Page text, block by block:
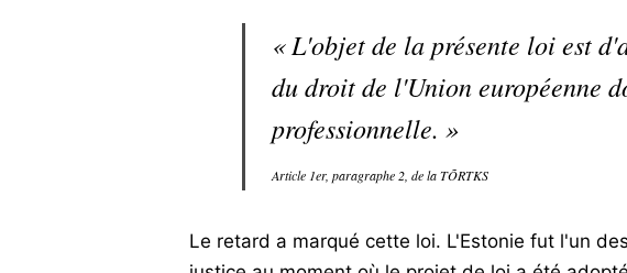
« L'objet de la présente loi est
du droit de l'Union européenne
professionnelle. »
Article 1er, paragraphe 2, de la TÕRTKS
Le retard a marqué cette loi. L'Estonie fut l'un